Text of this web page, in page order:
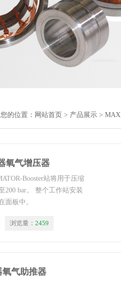
您的位置： 网站首页 > 产品展示 >
氧气增压器
Booster站将用于压缩
200 bar。 整个工作站安装
面板中。
浏览量： 2459
气助推器